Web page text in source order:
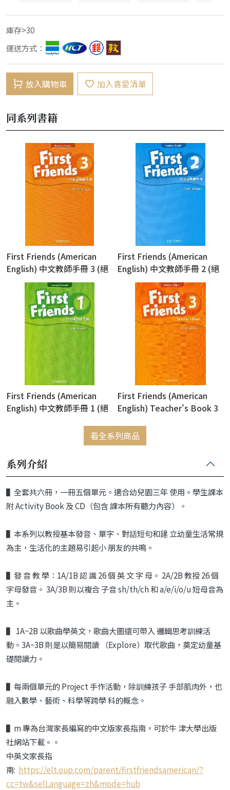
庫存>30
運送方式：
放入購物車 加入喜愛清單
同系列書籍
First Friends (American
English) 中文教師手冊 3 (絕
版售完為止)
First Friends (American
English) 中文教師手冊 2 (絕
版售完為止)
First Friends (American
English) 中文教師手冊 1 (絕
First Friends (American
English) Teacher's Book 3
看全系列商品
系列介紹
▌全套共六冊，一冊五個單元。適合幼兒園三年 使用。學生課本
附 Activity Book 及 CD（包含 課本所有聽力內容）。
▌本系列以教授基本發音、單字、對話短句和建 立幼童生活常規
為主，生活化的主題易引起小 朋友的共鳴。
▌發 音 教 學：1A/1B 認 識 26 個 英 文 字 母。 2A/2B 教授 26 個
字母發音。 3A/3B 則以複合 子音 sh/th/ch 和 a/e/i/o/u 短母音為
主。
▌ 1A~2B 以歌曲學英文，歌曲大圖還可帶入 邏輯思考訓練活
動。3A~3B 則是以簡易閱讀 （Explore）取代歌曲，奠定幼童基
礎閱讀力。
▌每兩個單元的 Project 手作活動，除訓練孩子 手部肌肉外，也
融入數學、藝術、科學等跨學 科的概念。
▌m 專為台灣家長編寫的中文版家長指南，可於牛 津大學出版
社網站下載。。
中英文家長指
南: https://elt.oup.com/parent/firstfriendsamerican/?
cc=tw&selLanguage=zh&mode=hub